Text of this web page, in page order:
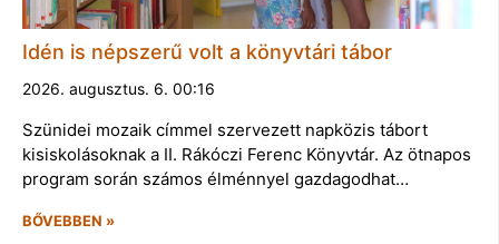
Idén is népszerű volt a könyvtári tábor
2026. augusztus. 6. 00:16
Szünidei mozaik címmel szervezett napközis tábort
kisiskolásoknak a II. Rákóczi Ferenc Könyvtár. Az ötnapos
program során számos élménnyel gazdagodhat…
BŐVEBBEN »